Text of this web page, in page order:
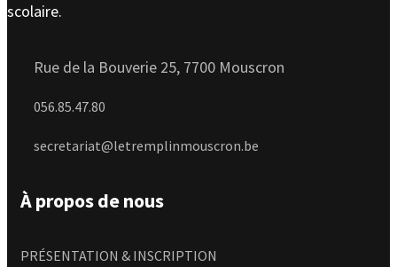
scolaire.
Rue de la Bouverie 25, 7700 Mouscron
056.85.47.80
secretariat@letremplinmouscron.be
À propos de nous
PRÉSENTATION & INSCRIPTION